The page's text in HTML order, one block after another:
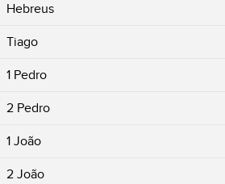
Hebreus
Tiago
1 Pedro
2 Pedro
1 João
2 João